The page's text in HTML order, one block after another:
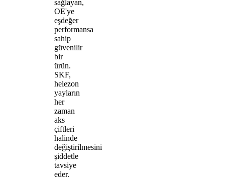
sağlayan,
OE'ye
eşdeğer
performansa
sahip
güvenilir
bir
ürün.
SKF,
helezon
yayların
her
zaman
aks
çiftleri
halinde
değiştirilmesini
şiddetle
tavsiye
eder.